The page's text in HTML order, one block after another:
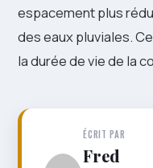
espacement plus
des eaux pluviales.
la durée de vie de la
ÉCRIT PAR
Fred